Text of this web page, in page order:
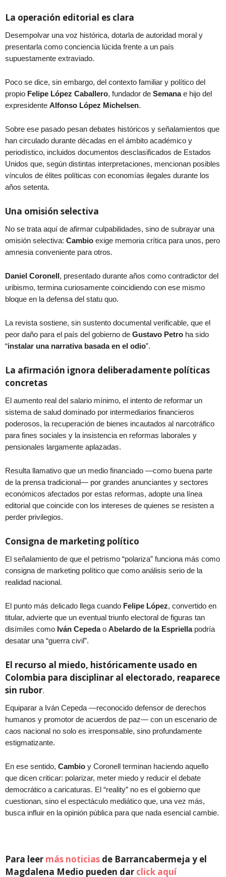
La operación editorial es clara
Desempolvar una voz histórica, dotarla de autoridad moral y
presentarla como conciencia lúcida frente a un país
supuestamente extraviado.
Poco se dice, sin embargo, del contexto familiar y político del
propio Felipe López Caballero, fundador de Semanae hijo del
expresidente Alfonso López Michelsen.
Sobre ese pasado pesan debates históricos y señalamientos que
han circulado durante décadas en el ámbito académico y
periodístico, incluidos documentos desclasificados de Estados
Unidos que, según distintas interpretaciones, mencionan posibles
vínculos de élites políticas con economías ilegales durante los
años setenta.
Una omisión selectiva
No se trata aquí de afirmar culpabilidades, sino de subrayar una
omisión selectiva: Cambio exige memoria crítica para unos, pero
amnesia conveniente para otros.
Daniel Coronell, presentado durante años como contradictor del
uribismo, termina curiosamente coincidiendo con ese mismo
bloque en la defensa del statu quo.
La revista sostiene, sin sustento documental verificable, que el
peor daño para el país del gobierno de Gustavo Petro ha sido
“instalar una narrativa basada en el odio”.
La afirmación ignora deliberadamente políticas
concretas
El aumento real del salario mínimo, el intento de reformar un
sistema de salud dominado por intermediarios financieros
poderosos, la recuperación de bienes incautados al narcotráfico
para fines sociales y la insistencia en reformas laborales y
pensionales largamente aplazadas.
Resulta llamativo que un medio financiado —como buena parte
de la prensa tradicional— por grandes anunciantes y sectores
económicos afectados por estas reformas, adopte una línea
editorial que coincide con los intereses de quienes se resisten a
perder privilegios.
Consigna de marketing político
El señalamiento de que el petrismo “polariza” funciona más como
consigna de marketing político que como análisis serio de la
realidad nacional.
El punto más delicado llega cuando Felipe López, convertido en
titular, advierte que un eventual triunfo electoral de figuras tan
disímiles como Iván Cepedao Abelardo de la Espriella podría
desatar una “guerra civil”.
El recurso al miedo, históricamente usado en
Colombia para disciplinar al electorado, reaparece
sin rubor.
Equiparar a Iván Cepeda —reconocido defensor de derechos
humanos y promotor de acuerdos de paz— con un escenario de
caos nacional no solo es irresponsable, sino profundamente
estigmatizante.
En ese sentido, Cambio y Coronell terminan haciendo aquello
que dicen criticar: polarizar, meter miedo y reducir el debate
democrático a caricaturas. El “reality” no es el gobierno que
cuestionan, sino el espectáculo mediático que, una vez más,
busca influir en la opinión pública para que nada esencial cambie.
Para leer más noticias de Barrancabermeja y el
Magdalena Medio pueden dar click aquí